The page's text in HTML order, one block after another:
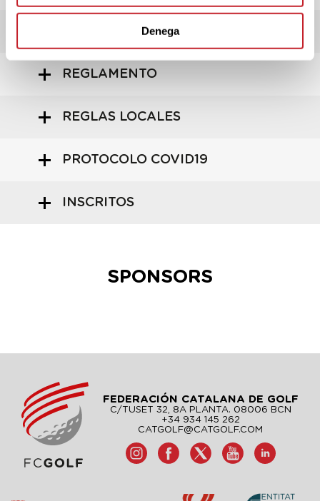
Denega
INFORMACIÓN CLUB
REGLAMENTO
REGLAS LOCALES
PROTOCOLO COVID19
INSCRITOS
SPONSORS
FEDERACIÓN CATALANA DE GOLF
C/TUSET 32, 8A PLANTA. 08006 BCN
+34 934 145 262
CATGOLF@CATGOLF.COM